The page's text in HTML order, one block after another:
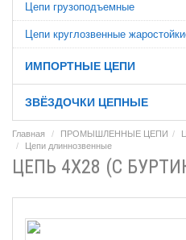
Цепи грузоподъемные
Цепи круглозвенные
ИМПОРТНЫЕ ЦЕПИ
ЗВЁЗДОЧКИ ЦЕПНЫЕ
Главная ПРОМЫШЛЕННЫЕ ЦЕПИ
Цепи длиннозвенные
ЦЕПЬ 4Х28 (С